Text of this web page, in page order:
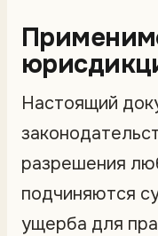
Настоящий
разрешения
подчиняются
ущерба для